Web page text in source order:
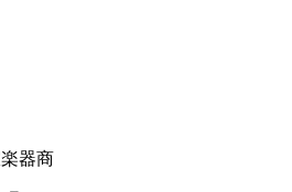
楽器商